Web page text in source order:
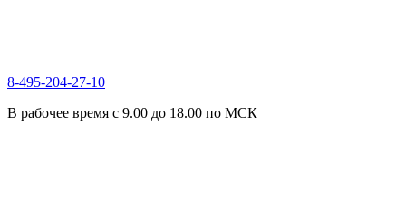
8-495-204-27-10
В рабочее время с 9.00 до 18.00 по МСК